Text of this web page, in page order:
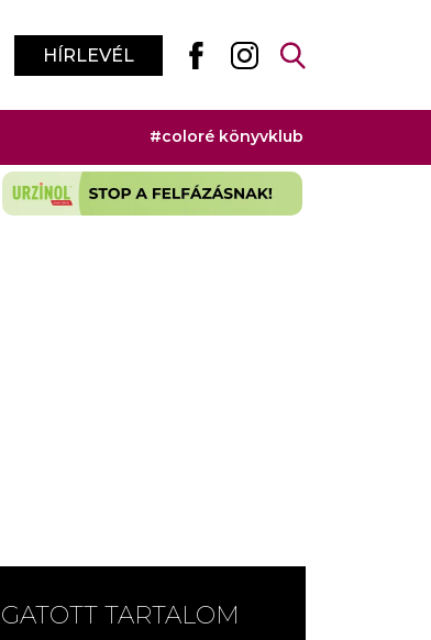
HÍRLEVÉL
#coloré könyvklub
TARTALOM